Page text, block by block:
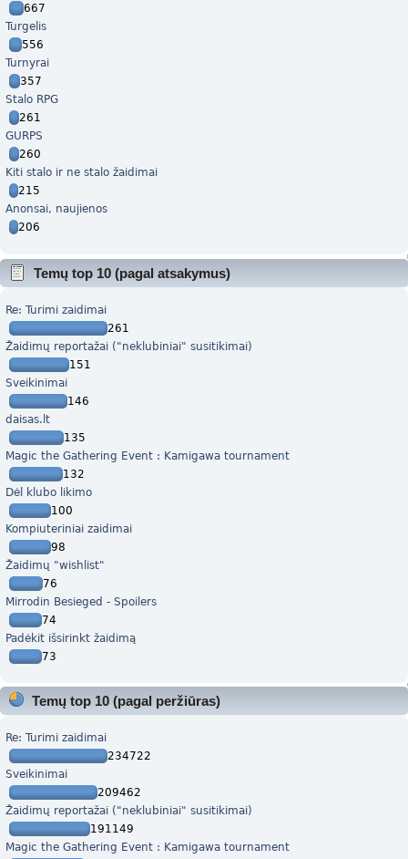
667
Turgelis
556
Turnyrai
357
Stalo RPG
261
GURPS
260
Kiti stalo ir ne stalo žaidimai
215
Anonsai, naujienos
206
Temų top 10 (pagal atsakymus)
Re: Turimi zaidimai
261
Žaidimų reportažai ("neklubiniai" susitikimai)
151
Sveikinimai
146
daisas.lt
135
Magic the Gathering Event : Kamigawa tournament
132
Dėl klubo likimo
100
Kompiuteriniai zaidimai
98
Žaidimų "wishlist"
76
Mirrodin Besieged - Spoilers
74
Padėkit išsirinkt žaidimą
73
Temų top 10 (pagal peržiūras)
Re: Turimi zaidimai
234722
Sveikinimai
209462
Žaidimų reportažai ("neklubiniai" susitikimai)
191149
Magic the Gathering Event : Kamigawa tournament